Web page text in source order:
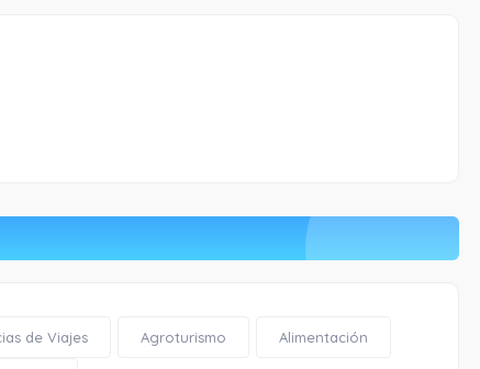
de Viajes Agroturismo Alimentación